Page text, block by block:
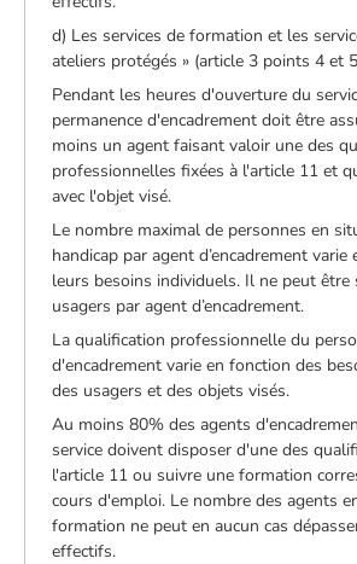
d) Les services de formation et les
ateliers protégés » (article 3 points 4 et
Pendant les heures d'ouverture du
permanence d'encadrement doit être
moins un agent faisant valoir une des
professionnelles fixées à l'article 11 et
avec l'objet visé.
Le nombre maximal de personnes en
handicap par agent d’encadrement
leurs besoins individuels. Il ne peut être
usagers par agent d’encadrement.
La qualification professionnelle du
d'encadrement varie en fonction des
des usagers et des objets visés.
Au moins 80% des agents
service doivent disposer d'une des
l'article 11 ou suivre une formation
cours d'emploi. Le nombre des agents
formation ne peut en aucun cas
effectifs.